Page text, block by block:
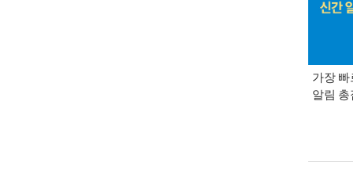
가장
알림 총